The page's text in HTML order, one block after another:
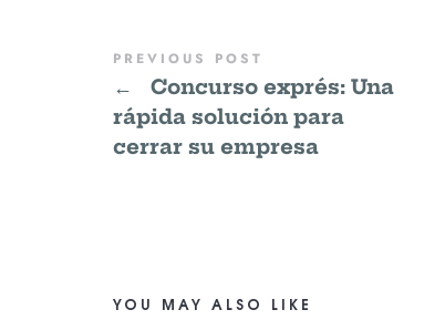
PREVIOUS POST
←
Concurso exprés: Una
rápida solución para
cerrar su empresa
YOU MAY ALSO LIKE